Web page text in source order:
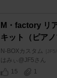
M・factory リ
キット（ピアノ
N-BOXカスタム
はみぃ@JF5さん
15
1